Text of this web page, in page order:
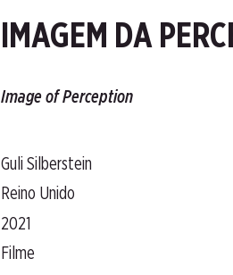
IMAGEM DA
Image of Perception
Guli Silberstein
Reino Unido
2021
Filme